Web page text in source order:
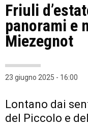
Friuli
panorami e
Miezegnot
23 giugno 2025 - 16:00
Lontano dai
del Piccolo e